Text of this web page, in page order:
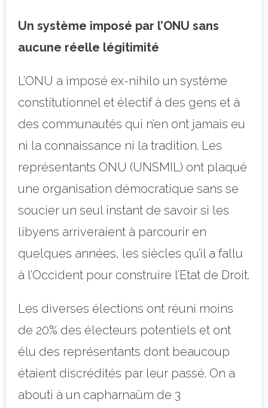
Un système imposé par l’ONU sans
aucune réelle légitimité
L’ONU a imposé ex-nihilo un système
constitutionnel et électif à des gens et à
des communautés qui n’en ont jamais eu
ni la connaissance ni la tradition. Les
représentants ONU (UNSMIL) ont plaqué
une organisation démocratique sans se
soucier un seul instant de savoir si les
libyens arriveraient à parcourir en
quelques années, les siècles qu’il a fallu
à l’Occident pour construire l’Etat de Droit.
Les diverses élections ont réuni moins
de 20% des électeurs potentiels et ont
élu des représentants dont beaucoup
étaient discrédités par leur passé. On a
abouti à un capharnaüm de 3